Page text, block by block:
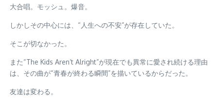
大合唱。モッシュ。爆音。
しかしその中心には、“人生への不安”が存在していた。
そこが切なかった。
また“The Kids Aren’t Alright”が現在でも異常に愛され続ける理由
は、その曲が“青春が終わる瞬間”を描いているからだった。
友達は変わる。